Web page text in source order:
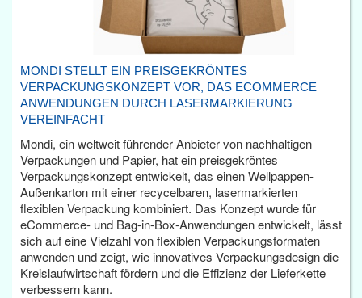
MONDI STELLT EIN PREISGEKRÖNTES
VERPACKUNGSKONZEPT VOR, DAS ECOMMERCE
ANWENDUNGEN DURCH LASERMARKIERUNG
VEREINFACHT
Mondi, ein weltweit führender Anbieter von nachhaltigen
Verpackungen und Papier, hat ein preisgekröntes
Verpackungskonzept entwickelt, das einen Wellpappen-
Außenkarton mit einer recycelbaren, lasermarkierten
flexiblen Verpackung kombiniert. Das Konzept wurde für
eCommerce- und Bag-in-Box-Anwendungen entwickelt, lässt
sich auf eine Vielzahl von flexiblen Verpackungsformaten
anwenden und zeigt, wie innovatives Verpackungsdesign die
Kreislaufwirtschaft fördern und die Effizienz der Lieferkette
verbessern kann.